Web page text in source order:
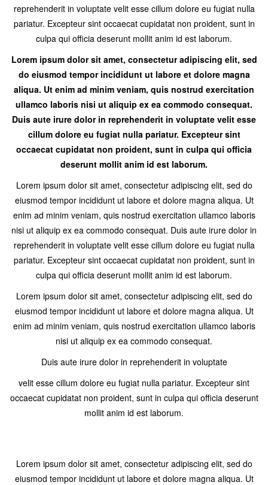
reprehenderit in voluptate velit esse cillum dolore eu fugiat nulla
pariatur. Excepteur sint occaecat cupidatat non proident, sunt in
culpa qui officia deserunt mollit anim id est laborum.
Lorem ipsum dolor sit amet, consectetur adipiscing elit, sed
do eiusmod tempor incididunt ut labore et dolore magna
aliqua. Ut enim ad minim veniam, quis nostrud exercitation
ullamco laboris nisi ut aliquip ex ea commodo consequat.
Duis aute irure dolor in reprehenderit in voluptate velit esse
cillum dolore eu fugiat nulla pariatur. Excepteur sint
occaecat cupidatat non proident, sunt in culpa qui officia
deserunt mollit anim id est laborum.
Lorem ipsum dolor sit amet, consectetur adipiscing elit, sed do
eiusmod tempor incididunt ut labore et dolore magna aliqua. Ut
enim ad minim veniam, quis nostrud exercitation ullamco laboris
nisi ut aliquip ex ea commodo consequat. Duis aute irure dolor in
reprehenderit in voluptate velit esse cillum dolore eu fugiat nulla
pariatur. Excepteur sint occaecat cupidatat non proident, sunt in
culpa qui officia deserunt mollit anim id est laborum.
Lorem ipsum dolor sit amet, consectetur adipiscing elit, sed do
eiusmod tempor incididunt ut labore et dolore magna aliqua. Ut
enim ad minim veniam, quis nostrud exercitation ullamco laboris
nisi ut aliquip ex ea commodo consequat.
Duis aute irure dolor in reprehenderit in voluptate
velit esse cillum dolore eu fugiat nulla pariatur. Excepteur sint
occaecat cupidatat non proident, sunt in culpa qui officia deserunt
mollit anim id est laborum.
Lorem ipsum dolor sit amet, consectetur adipiscing elit, sed do
eiusmod tempor incididunt ut labore et dolore magna aliqua. Ut